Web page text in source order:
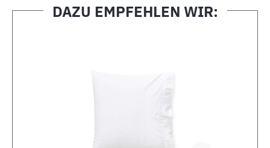
DAZU EMPFEHLEN WIR: